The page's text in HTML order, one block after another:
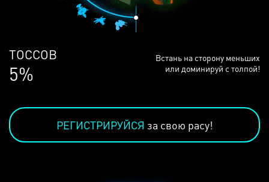
ЛЮДЕЙ
69%
Встань на сторону меньших
или доминируй с толпой!
РЕГИСТРИРУЙСЯ за свою расу!